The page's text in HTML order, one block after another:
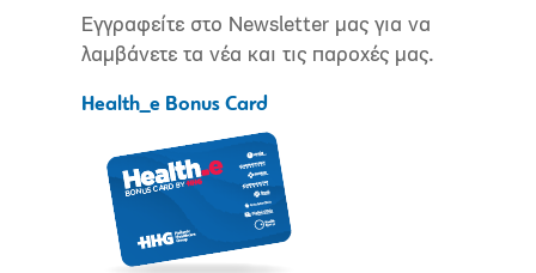
Εγγραφείτε στο Newsletter μας για να
λαμβάνετε τα νέα και τις παροχές μας.
Health_e Bonus Card